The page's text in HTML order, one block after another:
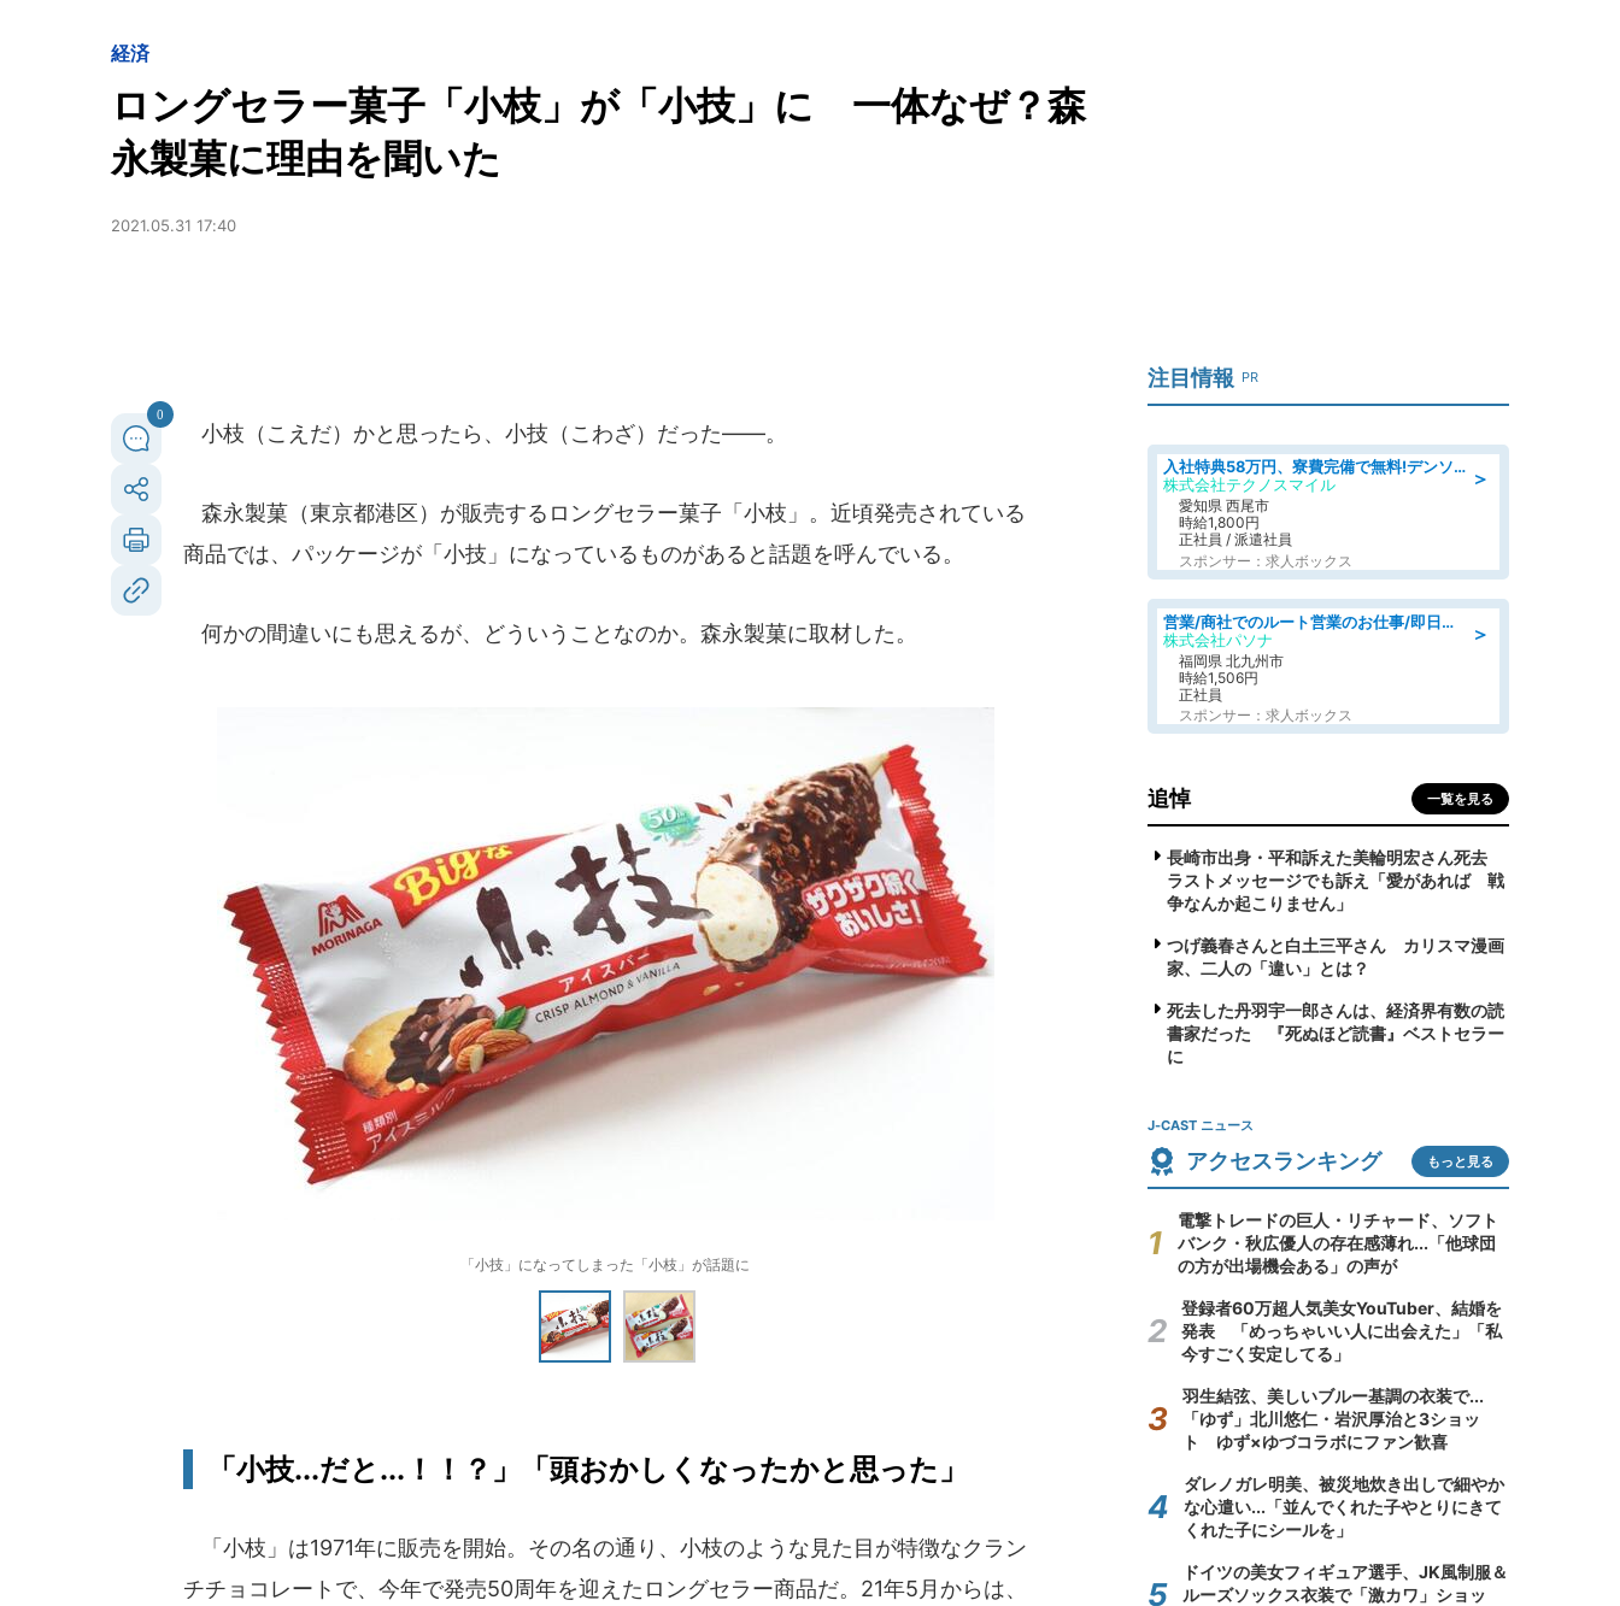
経済
ロングセラー菓子「小枝」が「小技」に 一体なぜ？森
永製菓に理由を聞いた
2021.05.31 17:40
0
小枝（こえだ）かと思ったら、小技（こわざ）だった――。
森永製菓（東京都港区）が販売するロングセラー菓子「小枝」。近頃発売されている
商品では、パッケージが「小技」になっているものがあると話題を呼んでいる。
何かの間違いにも思えるが、どういうことなのか。森永製菓に取材した。
「小技」になってしまった「小枝」が話題に
「小技...だと...！！？」「頭おかしくなったかと思った」
「小枝」は1971年に販売を開始。その名の通り、小枝のような見た目が特徴なクラン
チチョコレートで、今年で発売50周年を迎えたロングセラー商品だ。21年5月からは、
注目情報 PR
＞
入社特典58万円、寮費完備で無料!デンソーで働こう!自動車工場で小型部品の検査業務 denso aichi
株式会社テクノスマイル
愛知県 西尾市
時給1,800円
正社員 / 派遣社員
スポンサー：求人ボックス
＞
営業/商社でのルート営業のお仕事/即日勤務可/車通勤可/営業
株式会社パソナ
福岡県 北九州市
時給1,506円
正社員
スポンサー：求人ボックス
追悼 一覧を見る
長崎市出身・平和訴えた美輪明宏さん死去
ラストメッセージでも訴え「愛があれば 戦
争なんか起こりません」
つげ義春さんと白土三平さん カリスマ漫画
家、二人の「違い」とは？
死去した丹羽宇一郎さんは、経済界有数の読
書家だった 『死ぬほど読書』ベストセラー
に
J-CAST ニュース
アクセスランキング もっと見る
電撃トレードの巨人・リチャード、ソフト
バンク・秋広優人の存在感薄れ...「他球団
の方が出場機会ある」の声が
登録者60万超人気美女YouTuber、結婚を
発表 「めっちゃいい人に出会えた」「私
今すごく安定してる」
羽生結弦、美しいブルー基調の衣装で...
「ゆず」北川悠仁・岩沢厚治と3ショッ
ト ゆず×ゆづコラボにファン歓喜
ダレノガレ明美、被災地炊き出しで細やか
な心遣い...「並んでくれた子やとりにきて
くれた子にシールを」
ドイツの美女フィギュア選手、JK風制服＆
ルーズソックス衣装で「激カワ」ショッ